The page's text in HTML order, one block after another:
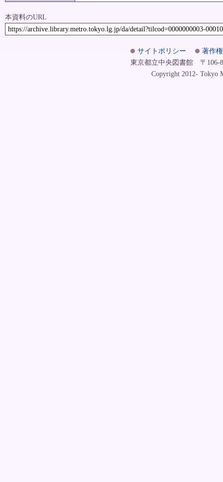
本資料のURL
https://archive.library.metro.tokyo.lg.jp/da/detail?tilcod=0000000003-
サイトポリシー
著作
東京都立中央図書館 〒106-
Copyright 2012- Tokyo